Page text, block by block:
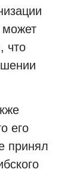
что
его
принял